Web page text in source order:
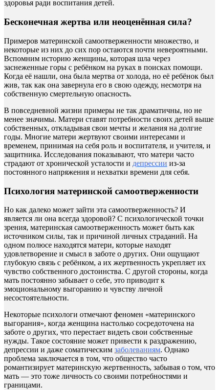
здоровья ради воспитания детей.
Бесконечная жертва или неоценённая сила?
Примеров материнской самоотверженности множество, и
некоторые из них до сих пор остаются почти невероятными.
Вспомним историю женщины, которая шла через
заснеженные горы с ребёнком на руках в поисках помощи.
Когда её нашли, она была мертва от холода, но её ребёнок был
жив, так как она завернула его в свою одежду, несмотря на
собственную смертельную опасность.
В повседневной жизни примеры не так драматичны, но не
менее значимы. Матери ставят потребности своих детей выше
собственных, откладывая свои мечты и желания на долгие
годы. Многие матери жертвуют своими интересами и
временем, принимая на себя роль и воспитателя, и учителя, и
защитника. Исследования показывают, что матери часто
страдают от хронической усталости и депрессии из-за
постоянного напряжения и нехватки времени для себя.
Психология материнской самоотверженности
Но как далеко может зайти эта самоотверженность? И
является ли она всегда здоровой? С психологической точки
зрения, материнская самоотверженность может быть как
источником силы, так и причиной личных страданий. На
одном полюсе находятся матери, которые находят
удовлетворение и смысл в заботе о других. Они ощущают
глубокую связь с ребёнком, а их жертвенность укрепляет их
чувство собственного достоинства. С другой стороны, когда
мать постоянно забывает о себе, это приводит к
эмоциональному выгоранию и чувству личной
несостоятельности.
Некоторые психологи отмечают феномен «материнского
выгорания», когда женщина настолько сосредоточена на
заботе о других, что перестает видеть свои собственные
нужды. Такое состояние может привести к раздражению,
депрессии и даже соматическим заболеваниям. Однако
проблема заключается в том, что общество часто
романтизирует материнскую жертвенность, забывая о том, что
мать — это тоже личность со своими потребностями и
границами.